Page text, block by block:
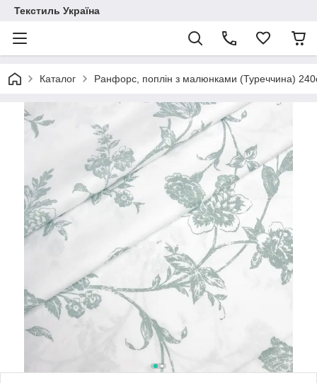
Текстиль Україна
Каталог Ранфорс, поплін з малюнками (Туреччина)